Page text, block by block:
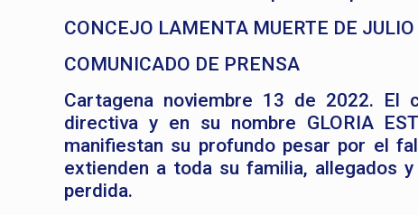
CONCEJO LAMENTA MUERTE DE JULIO
COMUNICADO DE PRENSA
Cartagena noviembre 13 de 2022. El
directiva y en su nombre GLORIA
manifiestan su profundo pesar por el
extienden a toda su familia, allegados
perdida.